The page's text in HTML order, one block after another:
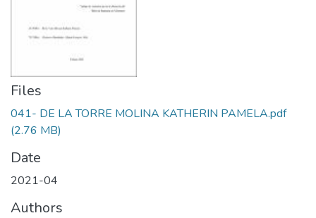
Files
041- DE LA TORRE MOLINA KATHERIN PAMELA.pdf
(2.76 MB)
Date
2021-04
Authors